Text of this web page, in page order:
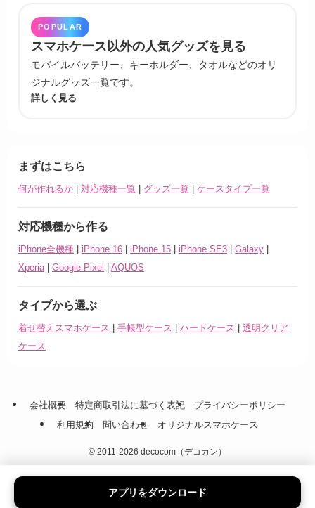
POPULAR
スマホケース以外の人気グッズを見る
モバイルバッテリー、キーホルダー、タオルなどのオリ
ジナルグッズ一覧です。
詳しく見る
まずはこちら
何が作れるか | 対応機種一覧 | グッズ一覧 | ケースタイプ一覧
対応機種から作る
iPhone全機種 | iPhone 16 | iPhone 15 | iPhone SE3 | Galaxy |
Xperia | Google Pixel | AQUOS
タイプから選ぶ
着せ替えスマホケース | 手帳型ケース | ハードケース | 透明クリア
ケース
会社概要 特定商取引法に基づく表記
プライバシーポリシー
利用規約
問い合わせ オリジナルスマホケース
© 2011-2026 decocom（デコカン）
アプリをダウンロード